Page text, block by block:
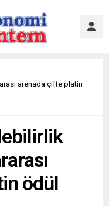
arenada çifte platin
ödül